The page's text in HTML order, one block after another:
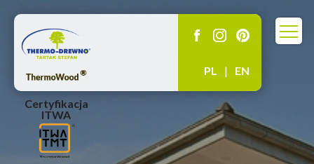
Certyfikacja
ITWA
PL | EN